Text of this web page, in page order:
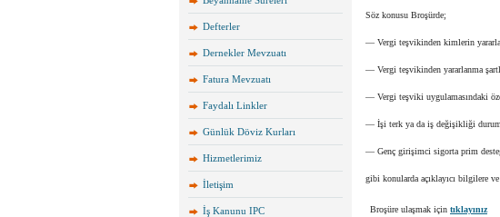
Defterler
Dernekler Mevzuatı
Fatura Mevzuatı
Faydalı Linkler
Günlük Döviz Kurları
Hizmetlerimiz
İletişim
İş Kanunu IPC
Söz konusu Broşürde;
— Vergi teşvikinden kimlerin
— Vergi teşvikinden yararlanma
— Vergi teşviki uygulamasındaki
— İşi terk ya da iş değişikliği
— Genç girişimci sigorta prim
gibi konularda açıklayıcı bilgilere
Broşüre ulaşmak için tıklayınız